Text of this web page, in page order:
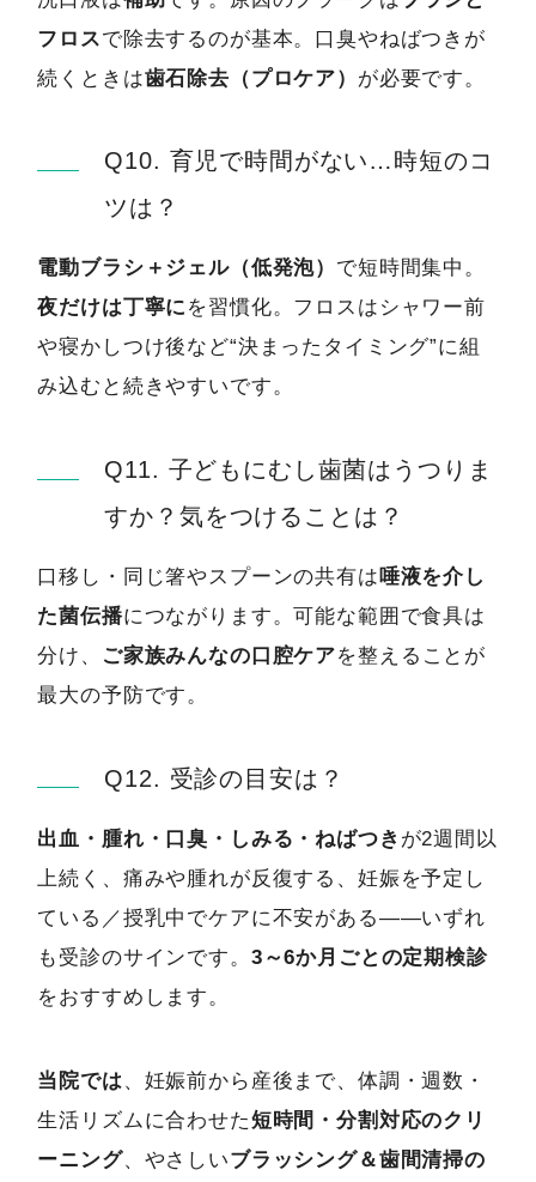
フロスで除去するのが基本。口臭やねばつきが
続くときは歯石除去（プロケア） が必要です。
Q10. 育児で時間がない…時短のコ
ツは？
電動ブラシ＋ジェル（低発泡） で短時間集中。
夜だけは丁寧に を習慣化。フロスはシャワー前
や寝かしつけ後など“決まったタイミング”に組
み込むと続きやすいです。
Q11. 子どもにむし歯菌はうつりま
すか？気をつけることは？
口移し・同じ箸やスプーンの共有は唾液を介し
た菌伝播につながります。可能な範囲で食具は
分け、
ご家族みんなの口腔ケアを整えることが
最大の予防です。
Q12. 受診の目安は？
出血・腫れ・口臭・しみる・ねばつき が2週間以
上続く、痛みや腫れが反復する、妊娠を予定し
ている／授乳中でケアに不安がある――いずれ
も受診のサインです。 3～6か月ごとの定期検診
をおすすめします。
当院では、妊娠前から産後まで、体調・週数・
生活リズムに合わせた短時間・分割対応のクリ
ーニング、やさしいブラッシング＆歯間清掃の